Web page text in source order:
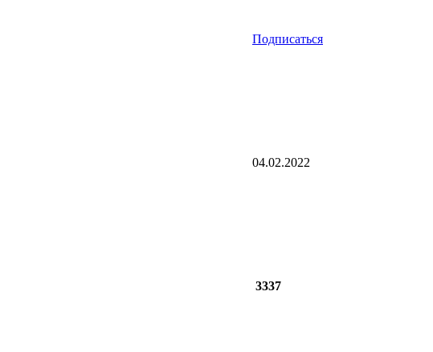
Подписаться
04.02.2022
3337